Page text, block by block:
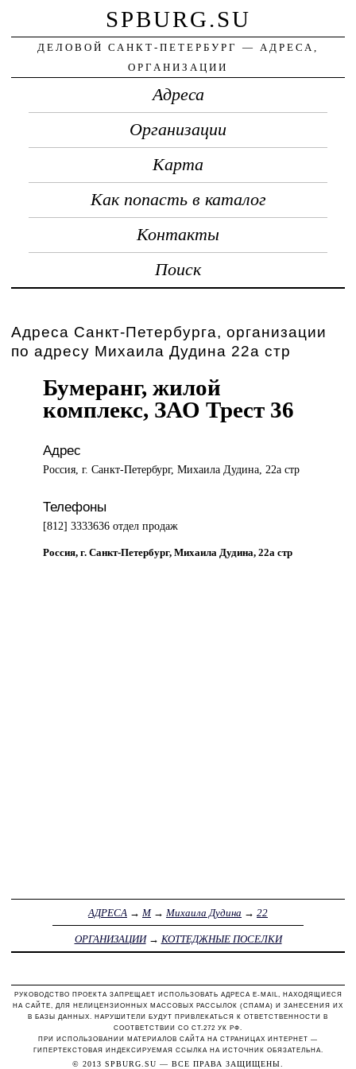
SPBURG.SU
ДЕЛОВОЙ САНКТ-ПЕТЕРБУРГ — АДРЕСА,
ОРГАНИЗАЦИИ
Адреса
Организации
Карта
Как попасть в каталог
Контакты
Поиск
Адреса Санкт-Петербурга, организации
по адресу Михаила Дудина 22а стр
Бумеранг, жилой
комплекс, ЗАО Трест 36
Адрес
Россия, г. Санкт-Петербург, Михаила Дудина, 22а стр
Телефоны
[812] 3333636 отдел продаж
Россия, г. Санкт-Петербург, Михаила Дудина, 22а стр
АДРЕСА → М→ Михаила Дудина → 22
ОРГАНИЗАЦИИ→ КОТТЕДЖНЫЕ ПОСЕЛКИ
РУКОВОДСТВО ПРОЕКТА ЗАПРЕЩАЕТ ИСПОЛЬЗОВАТЬ АДРЕСА E-MAIL, НАХОДЯЩИЕСЯ
НА САЙТЕ, ДЛЯ НЕЛИЦЕНЗИОННЫХ МАССОВЫХ РАССЫЛОК (СПАМА) И ЗАНЕСЕНИЯ ИХ
В БАЗЫ ДАННЫХ. НАРУШИТЕЛИ БУДУТ ПРИВЛЕКАТЬСЯ К ОТВЕТСТВЕННОСТИ В
СООТВЕТСТВИИ СО СТ.272 УК РФ.
ПРИ ИСПОЛЬЗОВАНИИ МАТЕРИАЛОВ САЙТА НА СТРАНИЦАХ ИНТЕРНЕТ —
ГИПЕРТЕКСТОВАЯ ИНДЕКСИРУЕМАЯ ССЫЛКА НА ИСТОЧНИК ОБЯЗАТЕЛЬНА.
© 2013 SPBURG.SU — ВСЕ ПРАВА ЗАЩИЩЕНЫ.